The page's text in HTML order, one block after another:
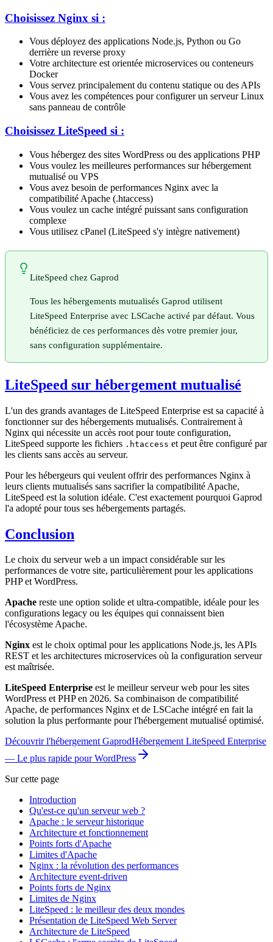
Choisissez Nginx si :
Vous déployez des applications Node.js, Python ou Go
derrière un reverse proxy
Votre architecture est orientée microservices ou conteneurs
Docker
Vous servez principalement du contenu statique ou des APIs
Vous avez les compétences pour configurer un serveur Linux
sans panneau de contrôle
Choisissez LiteSpeed si :
Vous hébergez des sites WordPress ou des applications PHP
Vous voulez les meilleures performances sur hébergement
mutualisé ou VPS
Vous avez besoin de performances Nginx avec la
compatibilité Apache (.htaccess)
Vous voulez un cache intégré puissant sans configuration
complexe
Vous utilisez cPanel (LiteSpeed s'y intègre nativement)
LiteSpeed chez Gaprod
Tous les hébergements mutualisés Gaprod utilisent
LiteSpeed Enterprise avec LSCache activé par défaut. Vous
bénéficiez de ces performances dès votre premier jour,
sans configuration supplémentaire.
LiteSpeed sur hébergement mutualisé
L'un des grands avantages de LiteSpeed Enterprise est sa capacité à
fonctionner sur des hébergements mutualisés. Contrairement à
Nginx qui nécessite un accès root pour toute configuration,
LiteSpeed supporte les fichiers .htaccess et peut être configuré par
les clients sans accès au serveur.
Pour les hébergeurs qui veulent offrir des performances Nginx à
leurs clients mutualisés sans sacrifier la compatibilité Apache,
LiteSpeed est la solution idéale. C'est exactement pourquoi Gaprod
l'a adopté pour tous ses hébergements partagés.
Conclusion
Le choix du serveur web a un impact considérable sur les
performances de votre site, particulièrement pour les applications
PHP et WordPress.
Apache reste une option solide et ultra-compatible, idéale pour les
configurations legacy ou les équipes qui connaissent bien
l'écosystème Apache.
Nginx est le choix optimal pour les applications Node.js, les APIs
REST et les architectures microservices où la configuration serveur
est maîtrisée.
LiteSpeed Enterprise est le meilleur serveur web pour les sites
WordPress et PHP en 2026. Sa combinaison de compatibilité
Apache, de performances Nginx et de LSCache intégré en fait la
solution la plus performante pour l'hébergement mutualisé optimisé.
Découvrir l'hébergement GaprodHébergement LiteSpeed Enterprise
— Le plus rapide pour WordPress
Sur cette page
Introduction
Qu'est-ce qu'un serveur web ?
Apache : le serveur historique
Architecture et fonctionnement
Points forts d'Apache
Limites d'Apache
Nginx : la révolution des performances
Architecture event-driven
Points forts de Nginx
Limites de Nginx
LiteSpeed : le meilleur des deux mondes
Présentation de LiteSpeed Web Server
Architecture de LiteSpeed